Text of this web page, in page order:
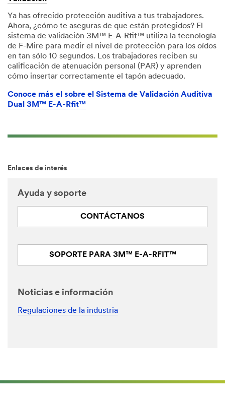
Ya has ofrecido protección auditiva a tus trabajadores.
Ahora, ¿cómo te aseguras de que están protegidos? El
sistema de validación 3M™ E-A-Rfit™ utiliza la tecnología
de F-Mire para medir el nivel de protección para los oídos
en tan sólo 10 segundos. Los trabajadores reciben su
calificación de atenuación personal (PAR) y aprenden
cómo insertar correctamente el tapón adecuado.
Conoce más el sobre el Sistema de Validación Auditiva
Dual 3M™ E-A-Rfit™
Enlaces de interés
Ayuda y soporte
CONTÁCTANOS
SOPORTE PARA 3M™ E-A-RFIT™
Noticias e información
Regulaciones de la industria